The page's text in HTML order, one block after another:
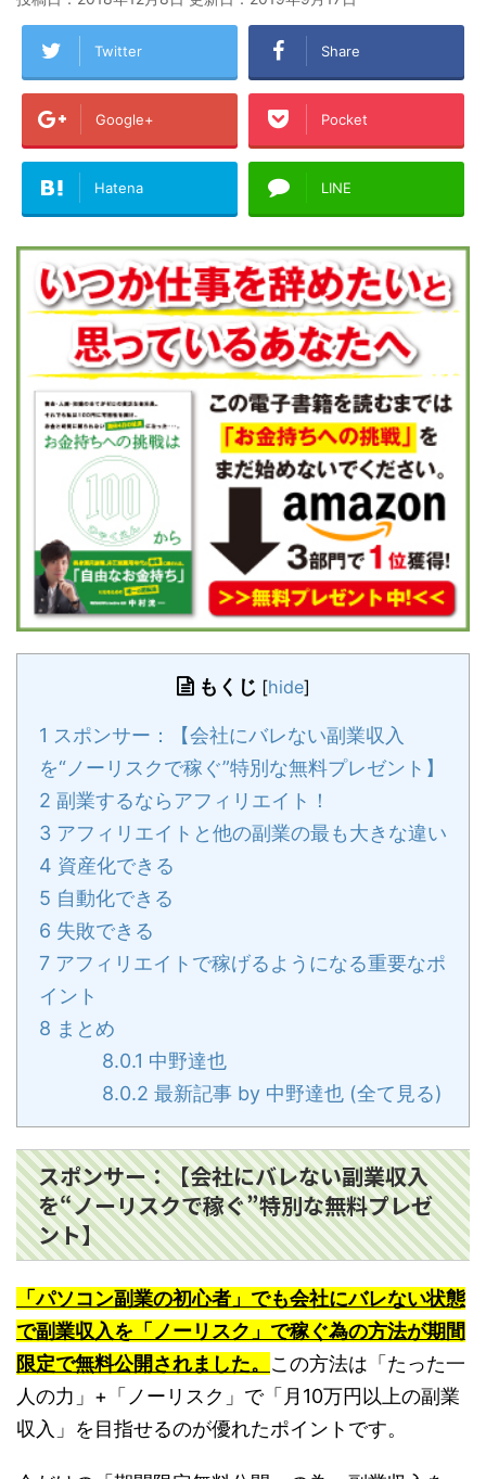
Twitter Share
Google+ Pocket
Hatena LINE
もくじ [hide]
1 スポンサー：【会社にバレない副業収入
を“ノーリスクで稼ぐ”特別な無料プレゼント】
2 副業するならアフィリエイト！
3 アフィリエイトと他の副業の最も大きな違い
4 資産化できる
5 自動化できる
6 失敗できる
7 アフィリエイトで稼げるようになる重要なポ
イント
8 まとめ
8.0.1 中野達也
8.0.2 最新記事 by 中野達也 (全て見る)
スポンサー：【会社にバレない副業収入
を“ノーリスクで稼ぐ”特別な無料プレゼ
ント】
「パソコン副業の初心者」でも会社にバレない状態
で副業収入を「ノーリスク」で稼ぐ為の方法が期間
限定で無料公開されました。 この方法は「たった一
人の力」+「ノーリスク」で「月10万円以上の副業
収入」を目指せるのが優れたポイントです。